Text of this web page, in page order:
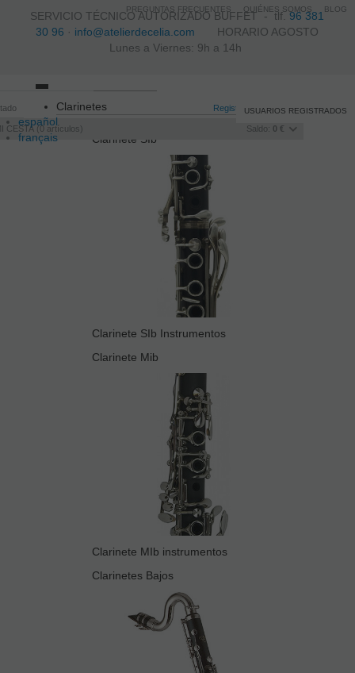
SERVICIO TÉCNICO AUTORIZADO BUFFET -tlf.96 381
30 96 · info@atelierdecelia.com HORARIO AGOSTO
Lunes a Viernes: 9h a 14h
español
français
Registro /Iniciar sesión
CESTA 0 artículos Saldo: 0 €
USUARIOS REGISTRADOS
navigation
Clarinetes
Clarinete SIb
Clarinete SIb Instrumentos
Clarinete Mib
Clarinete MIb instrumentos
Clarinetes Bajos
PREGUNTAS FRECUENTES QUIÉNES SOMOS BLOG